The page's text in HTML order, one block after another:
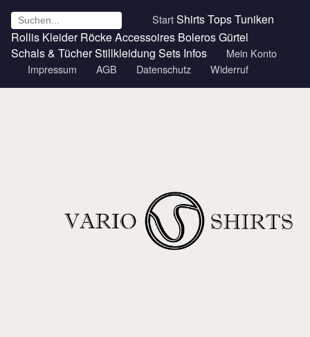
StartShirtsTopsTuniken
Rollis Kleider RöckeAccessoires BolerosGürtel
Schals & TücherStillkleidung Sets Infos
Mein Konto
Impressum
AGB Datenschutz Widerruf